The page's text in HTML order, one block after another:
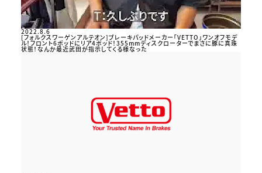
2022.8.6
[フォルクスワーゲンアルテオン]ブレーキパッドメーカー「VETTO」ワンオフモデ
ル！フロント6ポッドにリア4ポッド！355mmディスクローターでまさに豚に真珠
状態！なんか最近武田が指示してくる様なった